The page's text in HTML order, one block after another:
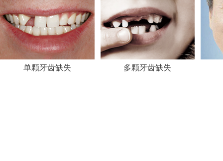
单颗牙齿缺失 多颗牙齿缺失